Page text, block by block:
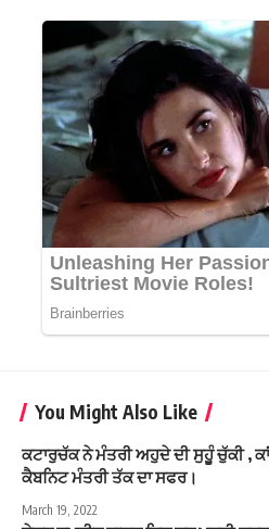
You Might Also Like
ਕਟਾਰੁਚੱਕ ਨੇ ਮੰਤਰੀ ਅਹੁਦੇ ਦੀ ਸੁਹੁੂੰ ਚੁੱਕੀ ,
ਕੈਬਨਿਟ ਮੰਤਰੀ ਤੱਕ ਦਾ ਸਫਰ।
March 19, 2022